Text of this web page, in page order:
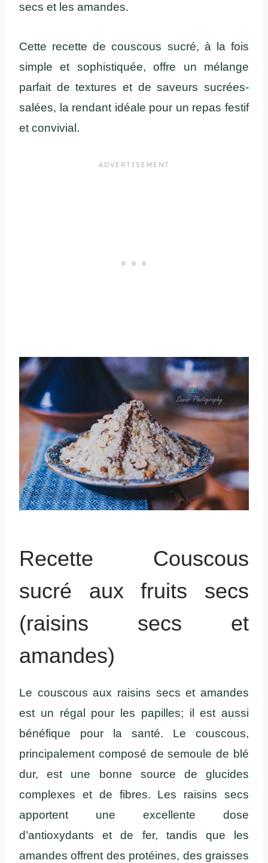
secs et les amandes.
Cette recette de couscous sucré, à la fois
simple et sophistiquée, offre un mélange
parfait de textures et de saveurs sucrées-
salées, la rendant idéale pour un repas festif
et convivial.
Recette Couscous
sucré aux fruits secs
(raisins secs et
amandes)
Le couscous aux raisins secs et amandes
est un régal pour les papilles; il est aussi
bénéfique pour la santé. Le couscous,
principalement composé de semoule de blé
dur, est une bonne source de glucides
complexes et de fibres. Les raisins secs
apportent une excellente dose
d’antioxydants et de fer, tandis que les
amandes offrent des protéines, des graisses